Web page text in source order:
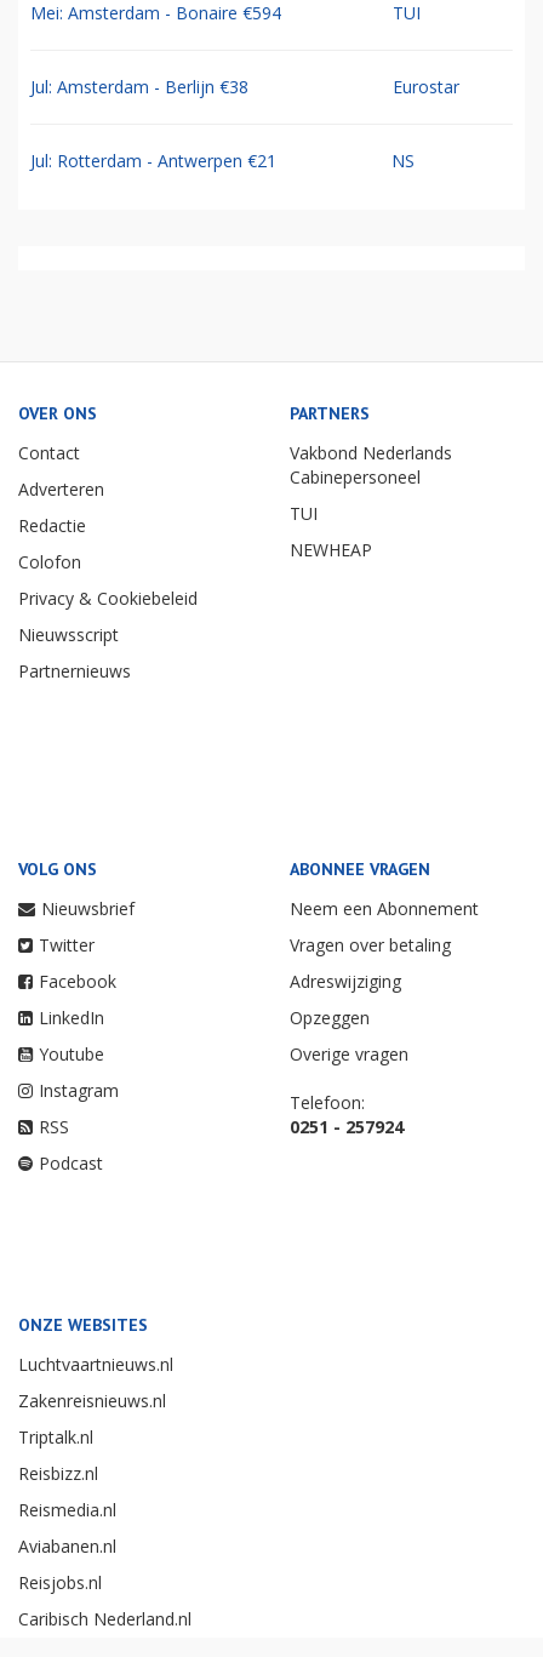
Mei: Amsterdam - Bonaire €594 TUI
Jul: Amsterdam - Berlijn €38 Eurostar
Jul: Rotterdam - Antwerpen €21 NS
OVER ONS
Contact
Adverteren
Redactie
Colofon
Privacy & Cookiebeleid
Nieuwsscript
Partnernieuws
PARTNERS
Vakbond Nederlands
Cabinepersoneel
TUI
NEWHEAP
VOLG ONS
Nieuwsbrief
Twitter
Facebook
LinkedIn
Youtube
Instagram
RSS
Podcast
ABONNEE VRAGEN
Neem een Abonnement
Vragen over betaling
Adreswijziging
Opzeggen
Overige vragen
Telefoon:
0251 - 257924
ONZE WEBSITES
Luchtvaartnieuws.nl
Zakenreisnieuws.nl
Triptalk.nl
Reisbizz.nl
Reismedia.nl
Aviabanen.nl
Reisjobs.nl
Caribisch Nederland.nl